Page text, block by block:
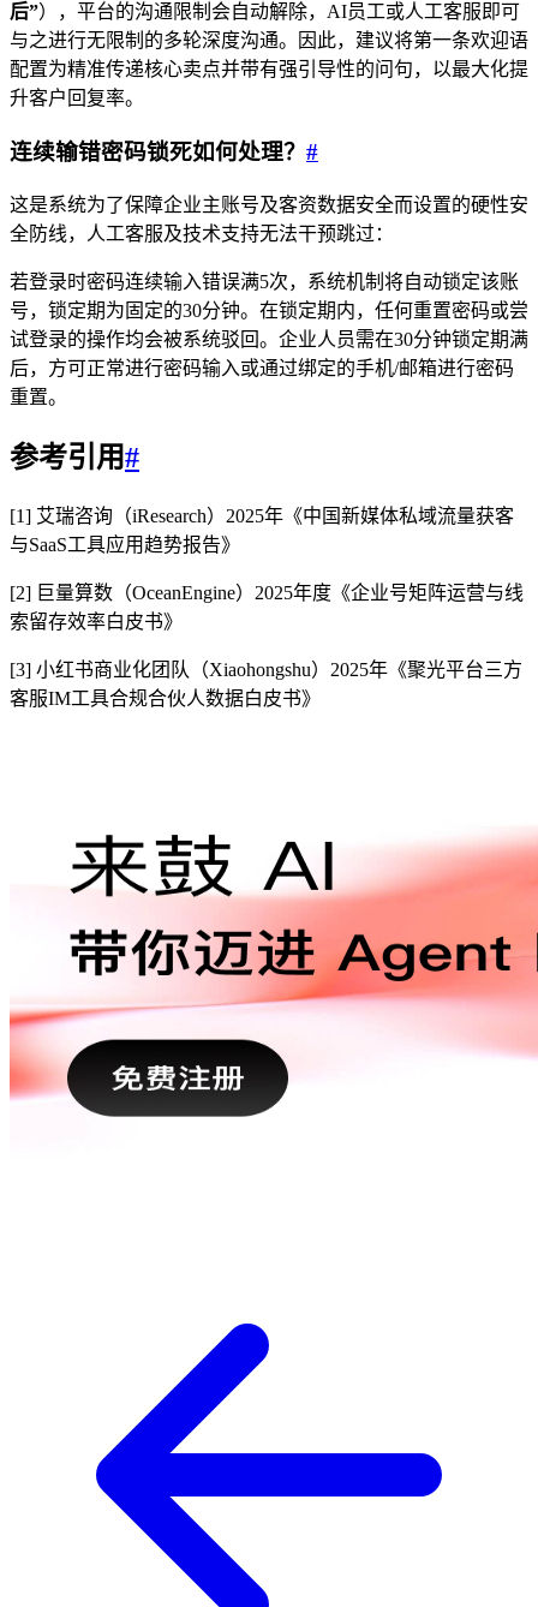
后”），平台的沟通限制会自动解除，AI员工或人工客服即可
与之进行无限制的多轮深度沟通。因此，建议将第一条欢迎语
配置为精准传递核心卖点并带有强引导性的问句，以最大化提
升客户回复率。
连续输错密码锁死如何处理？ #
这是系统为了保障企业主账号及客资数据安全而设置的硬性安
全防线，人工客服及技术支持无法干预跳过：
若登录时密码连续输入错误满5次，系统机制将自动锁定该账
号，锁定期为固定的30分钟。在锁定期内，任何重置密码或尝
试登录的操作均会被系统驳回。企业人员需在30分钟锁定期满
后，方可正常进行密码输入或通过绑定的手机/邮箱进行密码
重置。
参考引用#
[1] 艾瑞咨询（iResearch）2025年《中国新媒体私域流量获客
与SaaS工具应用趋势报告》
[2] 巨量算数（OceanEngine）2025年度《企业号矩阵运营与线
索留存效率白皮书》
[3] 小红书商业化团队（Xiaohongshu）2025年《聚光平台三方
客服IM工具合规合伙人数据白皮书》